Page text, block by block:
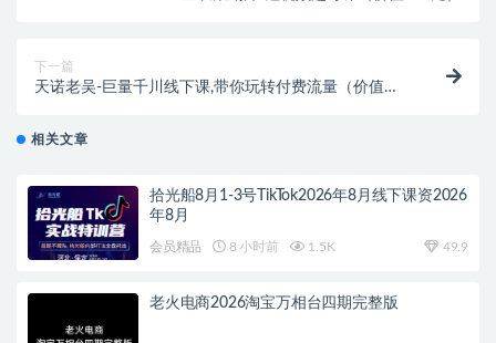
下一篇
天诺老吴-巨量千川线下课,带你玩转付费流量（价值
相关文章
拾光船8月1-3号TikTok2026年8月线下课资2026
年8月
会员精品 8 小时前 1.5K 49.9
老火电商2026淘宝万相台四期完整版